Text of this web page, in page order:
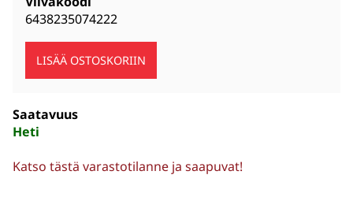
6438235074222
Saatavuus
Heti
Katso tästä varastotilanne ja saapuvat!